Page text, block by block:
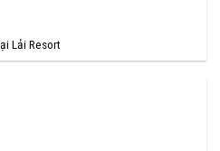
Lải Resort